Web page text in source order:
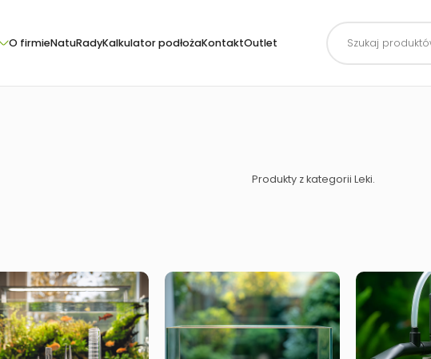
O firmieNatuRadyKalkulator podłożaKontaktOutlet
Wyszukiwarka
produktów
Produkty z kategorii Leki.